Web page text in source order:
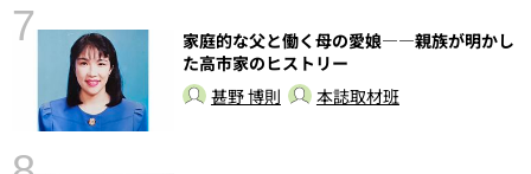
7
家庭的な父と働く母の愛娘――親族が明かし
た高市家のヒストリー
甚野 博則
本誌取材班